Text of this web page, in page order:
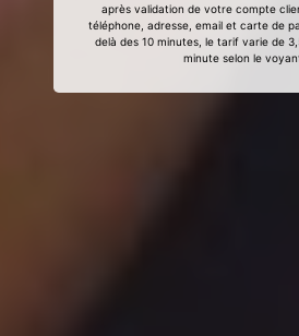
après validation de votre compte
téléphone, adresse, email et carte de
delà des 10 minutes, le tarif varie de
minute selon le